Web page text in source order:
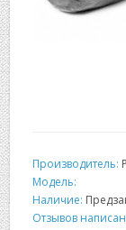
Производитель:
Модель:
Наличие:
Отзывов